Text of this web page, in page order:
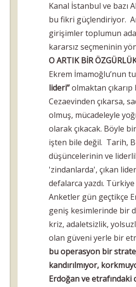
Kanal İstanbul ve bazı
bu fikri güçlendiriyor.
girişimler toplumun
kararsız seçmeninin
O ARTIK BİR
Ekrem İmamoğlu’nun
lideri”olmaktan çıkarıp
Cezaevinden çıkarsa,
olmuş, mücadeleyle
olarak çıkacak. Böyle
işten bile değil. Tarih,
düşüncelerinin ve
'zindanlarda', çıkan
defalarca yazdı.
Anketler gün geçtikçe
geniş kesimlerinde bir
kriz, adaletsizlik,
olan güveni yerle bir
bu operasyon bir
kandırılmıyor,
Erdoğan ve